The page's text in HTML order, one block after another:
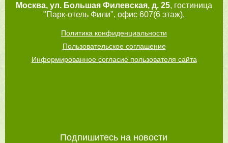
Москва, ул. Большая Филевская, д. 25, гостиница
"Парк-отель Фили", офис 607(6 этаж).
Политика конфиденциальности
Пользовательское соглашение
Информированное согласие пользователя сайта
Подпишитесь на новости